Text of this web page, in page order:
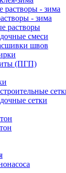
растворы - зима
- зима
растворы
смеси
швов
(ПГП)
сетки